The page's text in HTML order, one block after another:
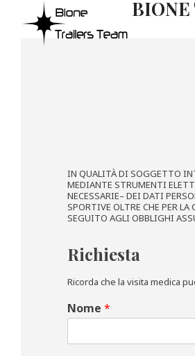
BIONE
IN QUALITÀ DI SOGGETTO
MEDIANTE STRUMENTI
NECESSARIE– DEI DATI
SPORTIVE OLTRE CHE PER
SEGUITO AGLI OBBLIGHI
Richiesta
Ricorda che la visita medica
Nome *